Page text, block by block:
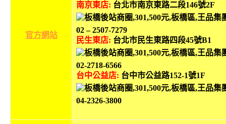
官方網站
南京東店: 台北市南京東路二段146號2F
02 – 2507-7279
民生東店: 台北市民生東路四段45號B1
02-2718-6566
台中公益店: 台中市公益路152-1號1F
04-2326-3800